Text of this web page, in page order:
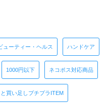
ューティー・ヘルス ハンドケア
1000円以下 ネコポス対応商品
買い足しプチプラITEM